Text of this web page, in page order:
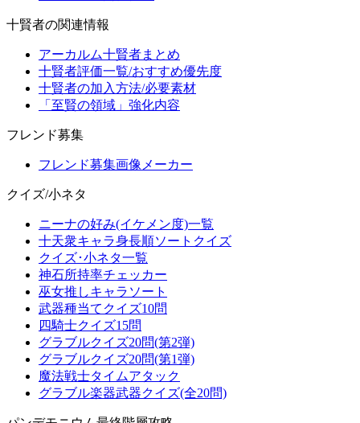
十賢者の関連情報
アーカルム十賢者まとめ
十賢者評価一覧/おすすめ優先度
十賢者の加入方法/必要素材
「至賢の領域」強化内容
フレンド募集
フレンド募集画像メーカー
クイズ/小ネタ
ニーナの好み(イケメン度)一覧
十天衆キャラ身長順ソートクイズ
クイズ･小ネタ一覧
神石所持率チェッカー
巫女推しキャラソート
武器種当てクイズ10問
四騎士クイズ15問
グラブルクイズ20問(第2弾)
グラブルクイズ20問(第1弾)
魔法戦士タイムアタック
グラブル楽器武器クイズ(全20問)